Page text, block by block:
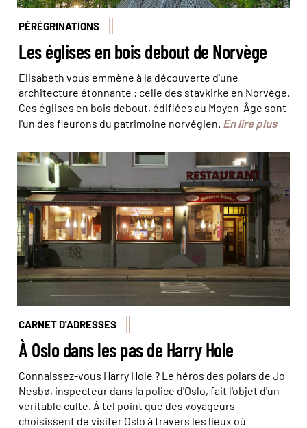
PÉRÉGRINATIONS
Les églises en bois debout de Norvège
Elisabeth vous emmène à la découverte d'une
architecture étonnante : celle des stavkirke en Norvège.
Ces églises en bois debout, édifiées au Moyen-Âge sont
l'un des fleurons du patrimoine norvégien. En lire plus
Harry Hole - Restaurant Schroder - © Elisabeth Blanchet
CARNET D'ADRESSES
À Oslo dans les pas de Harry Hole
Connaissez-vous Harry Hole ? Le héros des polars de Jo
Nesbø, inspecteur dans la police d'Oslo, fait l'objet d'un
véritable culte. À tel point que des voyageurs
choisissent de visiter Oslo à travers les lieux où